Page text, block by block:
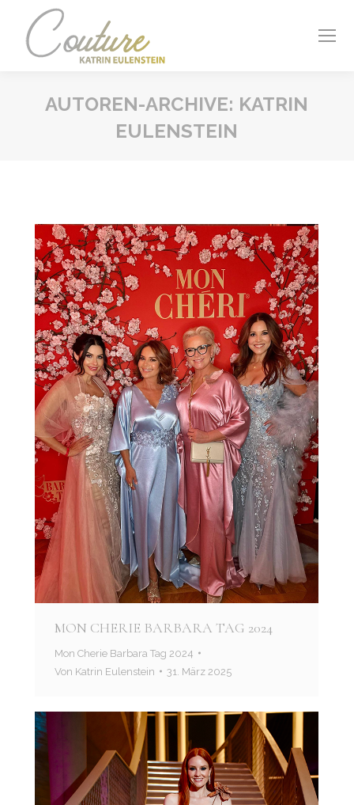
AUTOREN-ARCHIVE: KATRIN
EULENSTEIN
MON CHERIE BARBARA TAG 2024
Mon Cherie Barbara Tag 2024
Von Katrin Eulenstein 31. März 2025